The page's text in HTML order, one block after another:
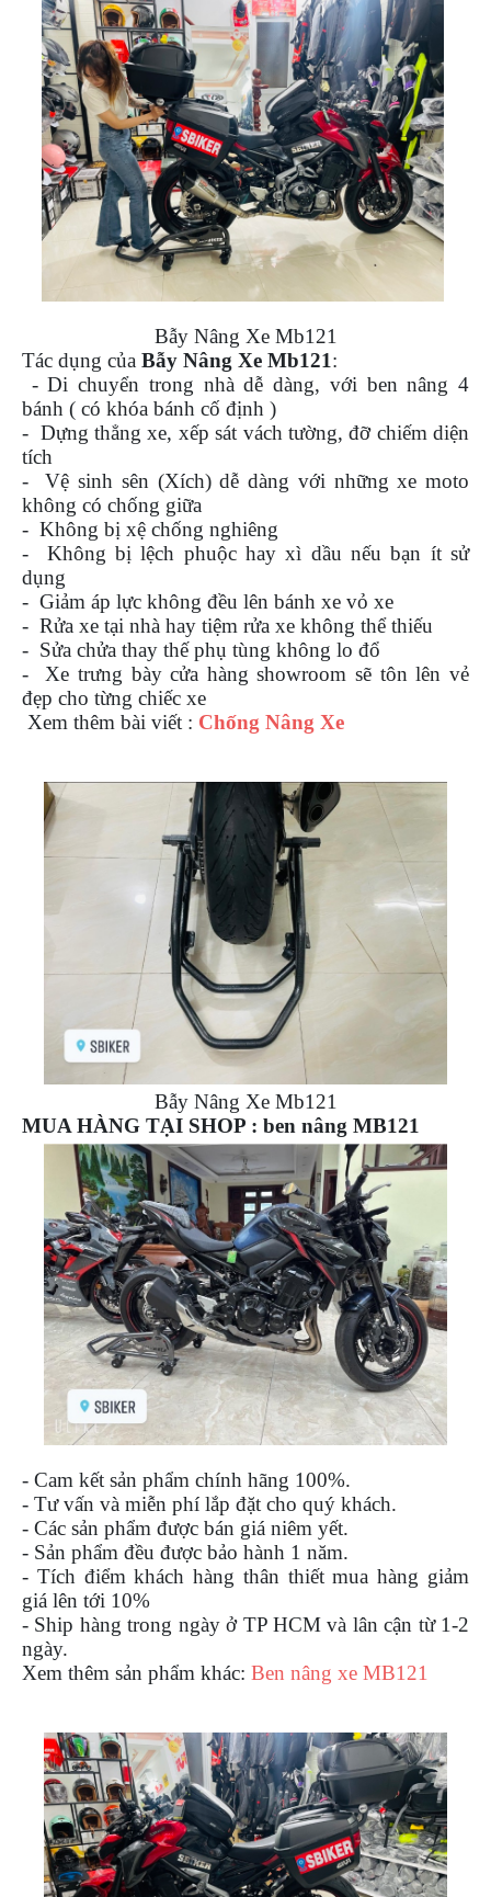
DẪN
MUA
HÀNG
Bẫy Nâng Xe Mb121
Tác dụng của Bẫy Nâng Xe Mb121:
- Di chuyển trong nhà dễ dàng, với ben nâng 4
bánh ( có khóa bánh cố định )
- Dựng thẳng xe, xếp sát vách tường, đỡ chiếm diện
tích
- Vệ sinh sên (Xích) dễ dàng với những xe moto
không có chống giữa
- Không bị xệ chống nghiêng
- Không bị lệch phuộc hay xì dầu nếu bạn ít sử
dụng
- Giảm áp lực không đều lên bánh xe vỏ xe
- Rửa xe tại nhà hay tiệm rửa xe không thể thiếu
- Sửa chửa thay thế phụ tùng không lo đổ
- Xe trưng bày cửa hàng showroom sẽ tôn lên vẻ
đẹp cho từng chiếc xe
Xem thêm bài viết : Chống Nâng Xe
Bẫy Nâng Xe Mb121
MUA HÀNG TẠI SHOP : ben nâng MB121
- Cam kết sản phẩm chính hãng 100%.
- Tư vấn và miễn phí lắp đặt cho quý khách.
- Các sản phẩm được bán giá niêm yết.
- Sản phẩm đều được bảo hành 1 năm.
- Tích điểm khách hàng thân thiết mua hàng giảm
giá lên tới 10%
- Ship hàng trong ngày ở TP HCM và lân cận từ 1-2
ngày.
Xem thêm sản phẩm khác: Ben nâng xe MB121